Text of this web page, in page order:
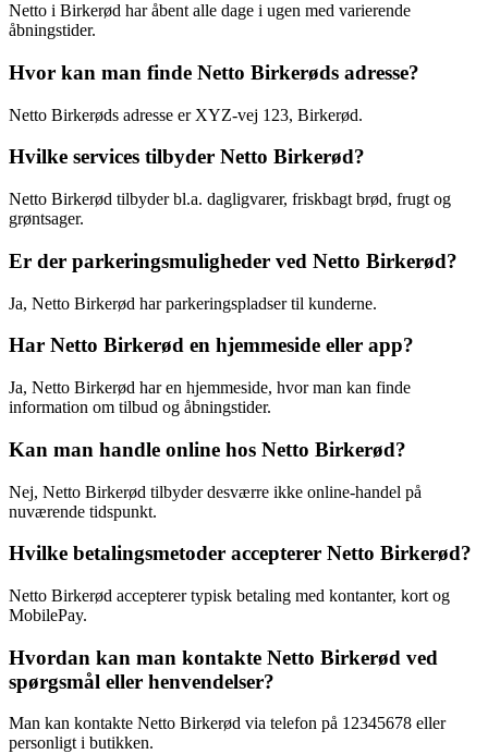
Netto i Birkerød har åbent alle dage i ugen med varierende
åbningstider.
Hvor kan man finde Netto Birkerøds adresse?
Netto Birkerøds adresse er XYZ-vej 123, Birkerød.
Hvilke services tilbyder Netto Birkerød?
Netto Birkerød tilbyder bl.a. dagligvarer, friskbagt brød, frugt og
grøntsager.
Er der parkeringsmuligheder ved Netto Birkerød?
Ja, Netto Birkerød har parkeringspladser til kunderne.
Har Netto Birkerød en hjemmeside eller app?
Ja, Netto Birkerød har en hjemmeside, hvor man kan finde
information om tilbud og åbningstider.
Kan man handle online hos Netto Birkerød?
Nej, Netto Birkerød tilbyder desværre ikke online-handel på
nuværende tidspunkt.
Hvilke betalingsmetoder accepterer Netto Birkerød?
Netto Birkerød accepterer typisk betaling med kontanter, kort og
MobilePay.
Hvordan kan man kontakte Netto Birkerød ved
spørgsmål eller henvendelser?
Man kan kontakte Netto Birkerød via telefon på 12345678 eller
personligt i butikken.